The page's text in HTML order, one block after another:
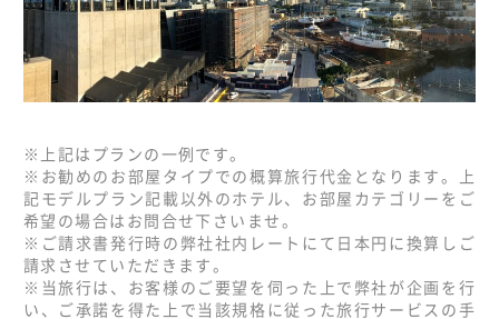
※上記はプランの一例です。
※お勧めのお部屋タイプでの概算旅行代金となります。上
記モデルプラン記載以外のホテル、お部屋カテゴリーをご
希望の場合はお問合せ下さいませ。
※ご請求書発行時の弊社社内レートにて日本円に換算しご
請求させていただきます。
※当旅行は、お客様のご要望を伺った上で弊社が企画を行
い、ご承諾を得た上で当該規格に従った旅行サービスの手